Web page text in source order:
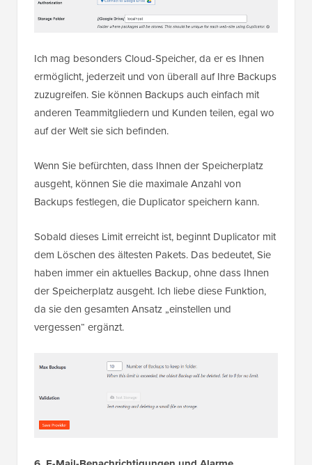
Ich mag besonders Cloud-Speicher, da er es Ihnen
ermöglicht, jederzeit und von überall auf Ihre Backups
zuzugreifen. Sie können Backups auch einfach mit
anderen Teammitgliedern und Kunden teilen, egal wo
auf der Welt sie sich befinden.
Wenn Sie befürchten, dass Ihnen der Speicherplatz
ausgeht, können Sie die maximale Anzahl von
Backups festlegen, die Duplicator speichern kann.
Sobald dieses Limit erreicht ist, beginnt Duplicator mit
dem Löschen des ältesten Pakets. Das bedeutet, Sie
haben immer ein aktuelles Backup, ohne dass Ihnen
der Speicherplatz ausgeht. Ich liebe diese Funktion,
da sie den gesamten Ansatz „einstellen und
vergessen“ ergänzt.